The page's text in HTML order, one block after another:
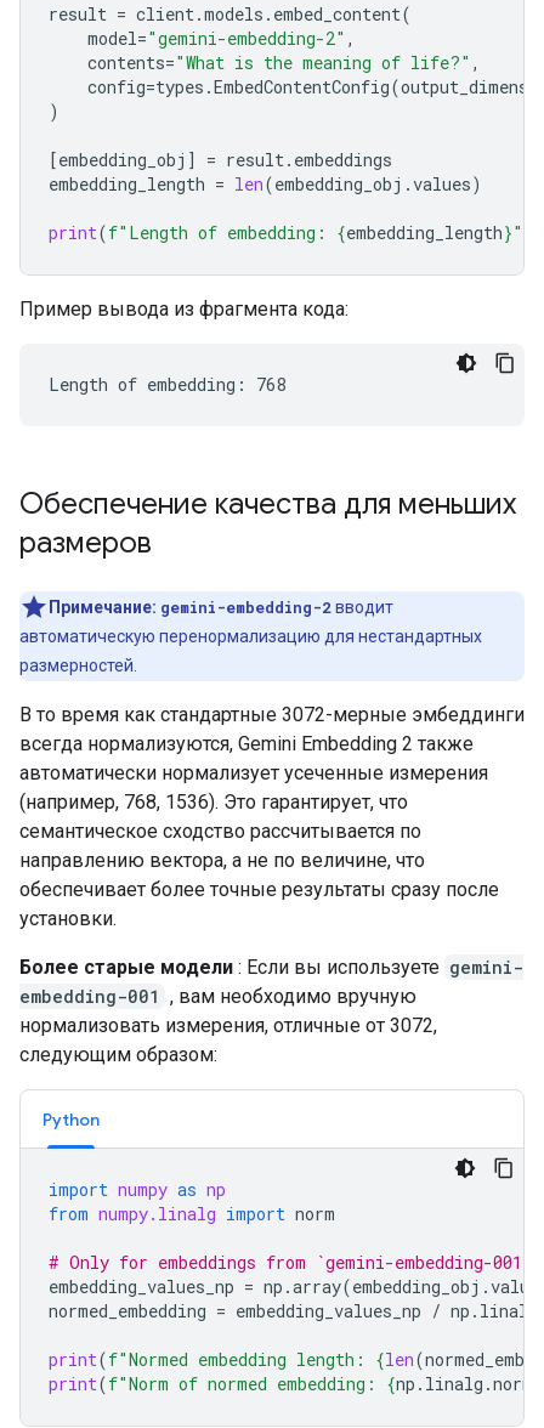
result = client.models . embed_content(
model="gemini-embedding-2" ,
contents="What is the meaning of life?" ,
config=types .EmbedContentConfig(
)
[embedding_obj ] = result. embeddings
embedding_length = len(embedding_obj .values)
print(f"Length of embedding: {embedding_length}"
Пример вывода из фрагмента кода:
Обеспечение качества для меньших
размеров
Примечание: gemini-embedding-2вводит
автоматическую перенормализацию для нестандартных
размерностей.
В то время как стандартные 3072-мерные эмбеддинги
всегда нормализуются, Gemini Embedding 2 также
автоматически нормализует усеченные измерения
(например, 768, 1536). Это гарантирует, что
семантическое сходство рассчитывается по
направлению вектора, а не по величине, что
обеспечивает более точные результаты сразу после
установки.
Более старые модели : Если вы используете gemini-
embedding-001 , вам необходимо вручную
нормализовать измерения, отличные от 3072,
следующим образом:
Python
import numpy as np
from numpy.linalg import norm
# Only for embeddings from `gemini-embedding-001`
embedding_values_np = np .array(embedding_obj .
normed_embedding = embedding_values_np / np . linalg
print(f"Normed embedding length: {len(
print(f"Norm of normed embedding: {np . linalg .norm